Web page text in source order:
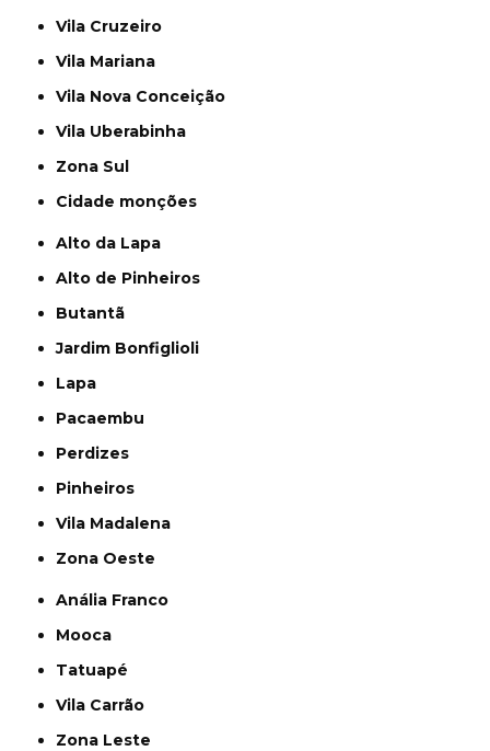
Vila Cruzeiro
Vila Mariana
Vila Nova Conceição
Vila Uberabinha
Zona Sul
cidade monções
Alto da Lapa
Alto de Pinheiros
Butantã
Jardim Bonfiglioli
Lapa
Pacaembu
Perdizes
Pinheiros
Vila Madalena
Zona Oeste
Anália Franco
Mooca
Tatuapé
Vila Carrão
Zona Leste